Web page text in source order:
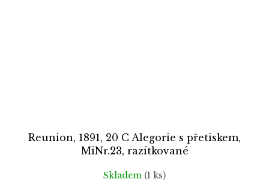
Reunion, 1891, 20 C Alegorie s přetiskem,
MiNr.23, razítkované
Skladem (1 ks)